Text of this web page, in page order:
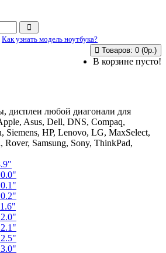
Как узнать модель ноутбука?
Товаров: 0 (0р.)
В корзине пусто!
дисплеи любой диагонали для
Asus, Dell, DNS, Compaq,
Siemens, HP, Lenovo, LG, MaxSelect,
Rover, Samsung, Sony, ThinkPad,